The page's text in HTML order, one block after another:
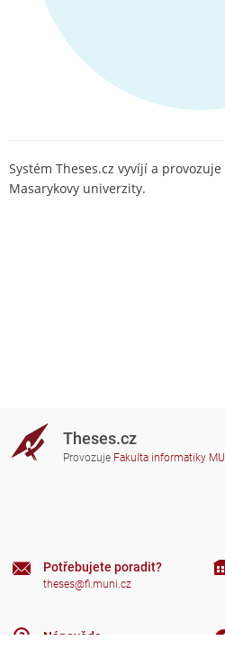
Systém Theses.cz vyvíjí a
Masarykovy univerzity.
Theses.cz
Provozuje Fakulta informatiky MU
Potřebujete poradit?
theses@fi.muni.cz
Nápověda